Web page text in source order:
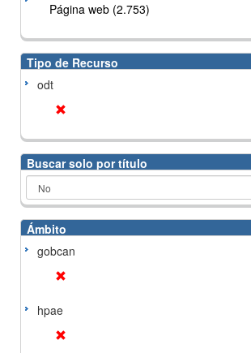
Página web (2.753)
Tipo de Recurso
odt
Buscar solo por título
Ámbito
gobcan
hpae